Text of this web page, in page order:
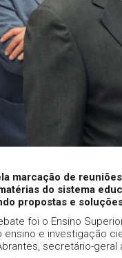
marcação de
do sistema
propostas e
foi o Ensino
e investigação
secretário-geral